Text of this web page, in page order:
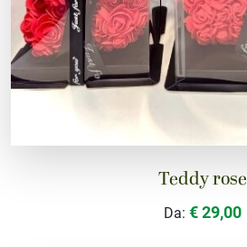
Teddy rose
Da: € 29,00